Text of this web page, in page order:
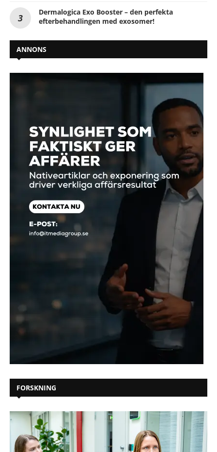
Dermalogica Exo Booster – den perfekta
efterbehandlingen med exosomer!
ANNONS
FORSKNING